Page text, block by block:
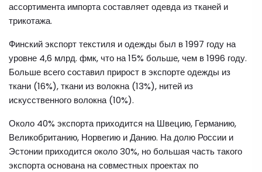
ассортимента импорта составляет одевда из тканей и
трикотажа.
Финский экспорт текстиля и одежды был в 1997 году на
уровне 4,6 млрд. фмк, что на 15% больше, чем в 1996 году.
Больше всего составил прирост в экспорте одежды из
ткани (16%), ткани из волокна (13%), нитей из
искусственного волокна (10%).
Около 40% экспорта приходится на Швецию, Германию,
Великобританию, Норвегию и Данию. На долю России и
Эстонии приходится около 30%, но большая часть такого
экспорта основана на совместных проектах по